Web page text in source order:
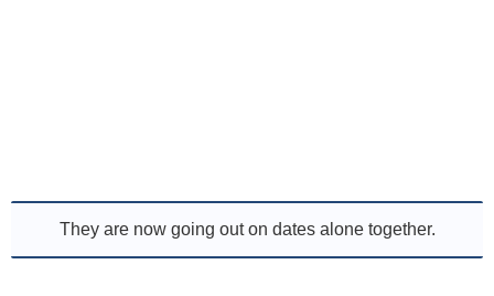
They are now going out on dates alone together.